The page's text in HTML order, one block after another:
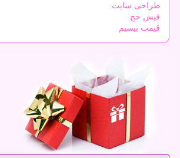
طراحی سایت
فیش حج
قیمت بیسیم